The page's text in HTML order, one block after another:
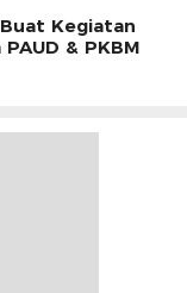
Kegiatan
& PKBM